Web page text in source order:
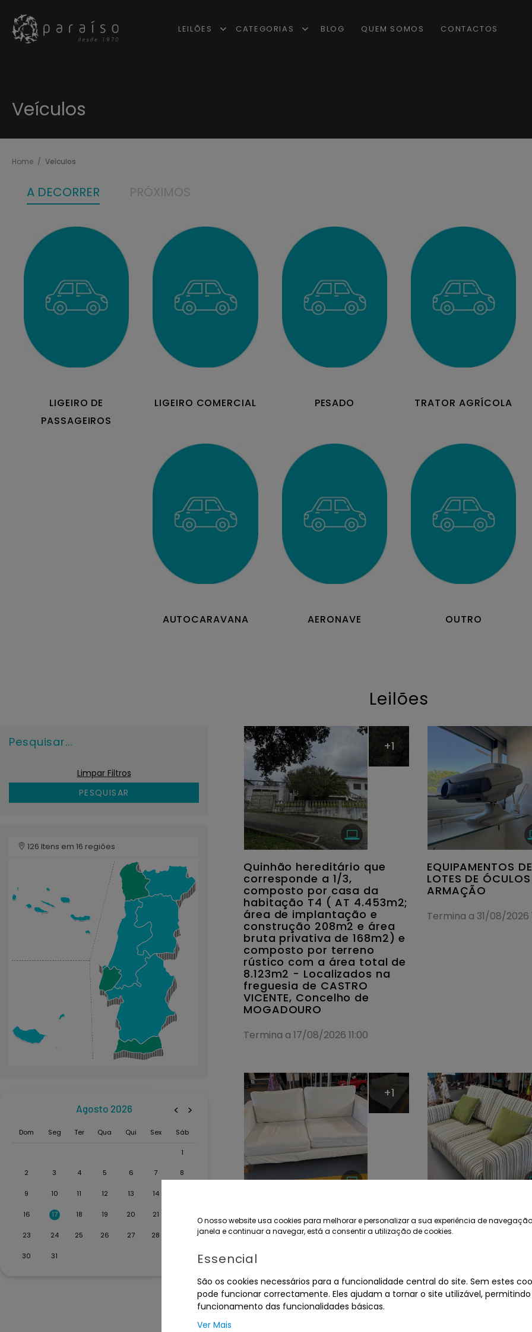
O nosso website usa cookies para melhorar e personalizar a sua experiência de
janela e continuar a navegar, está a consentir a utilização de cookies.
Essencial
São os cookies necessários para a funcionalidade central do site. Sem estes
pode funcionar correctamente. Eles ajudam a tornar o site utilizável,
funcionamento das funcionalidades básicas.
Ver Mais
LEILÕES CATEGORIAS BLOG QUEM SOMOS CONTACTOS
Veículos
Home Veículos
A DECORRER PRÓXIMOS
LIGEIRO DE
PASSAGEIROS
LIGEIRO COMERCIAL PESADO TRATOR AGRÍCOLA
AUTOCARAVANA AERONAVE OUTRO
Leilões
Pesquisar...
Limpar Filtros
PESQUISAR
126 Itens em 16 regiões
< >
Agosto 2026
Dom Seg Ter Qua Qui Sex Sáb
1
2 3 4 5 6 7 8
9 10 11 12 13 14
16 17 18 19 20 21
23 24 25 26 27 28
30 31
+1
Quinhão hereditário que
corresponde a 1/3,
composto por casa da
habitação T4 ( AT 4.453m2;
área de implantação e
construção 208m2 e área
bruta privativa de 168m2) e
composto por terreno
rústico com a área total de
8.123m2 - Localizados na
freguesia de CASTRO
VICENTE, Concelho de
MOGADOURO
Termina a 17/08/2026 11:00
EQUIPAMENTOS
LOTES DE
ARMAÇÃO
Termina a 31/08/2026
+1
tecido de cor branca
Termina a 02/09/2026 11:00
Sofá de 2
tecido com
com 2